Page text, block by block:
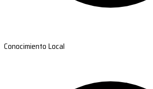
Conocimiento Local